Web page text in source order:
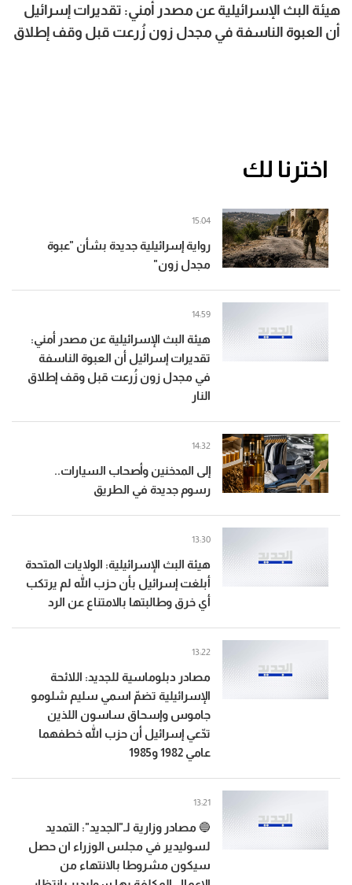
هيئة البث الإسرائيلية عن مصدر أمني: تقديرات إسرائيل
أن العبوة الناسفة في مجدل زون زُرعت قبل وقف إطلاق
اخترنا لك
رواية إسرائيلية جديدة بشأن "عبوة
مجدل زون"
15:04
هيئة البث الإسرائيلية عن مصدر أمني:
تقديرات إسرائيل أن العبوة الناسفة
في مجدل زون زُرعت قبل وقف إطلاق
النار
14:59
إلى المدخنين وأصحاب السيارات..
رسوم جديدة في الطريق
14:32
هيئة البث الإسرائيلية: الولايات المتحدة
أبلغت إسرائيل بأن حزب الله لم يرتكب
أي خرق وطالبتها بالامتناع عن الرد
13:30
مصادر دبلوماسية للجديد: اللائحة
الإسرائيلية تضمّ اسمي سليم شلومو
جاموس وإسحاق ساسون اللذين
تدّعي إسرائيل أن حزب الله خطفهما
عامي 1982 و1985
13:22
🔵 مصادر وزارية لـ"الجديد": التمديد
لسوليدير في مجلس الوزراء ان حصل
سيكون مشروطا بالانتهاء من
13:21